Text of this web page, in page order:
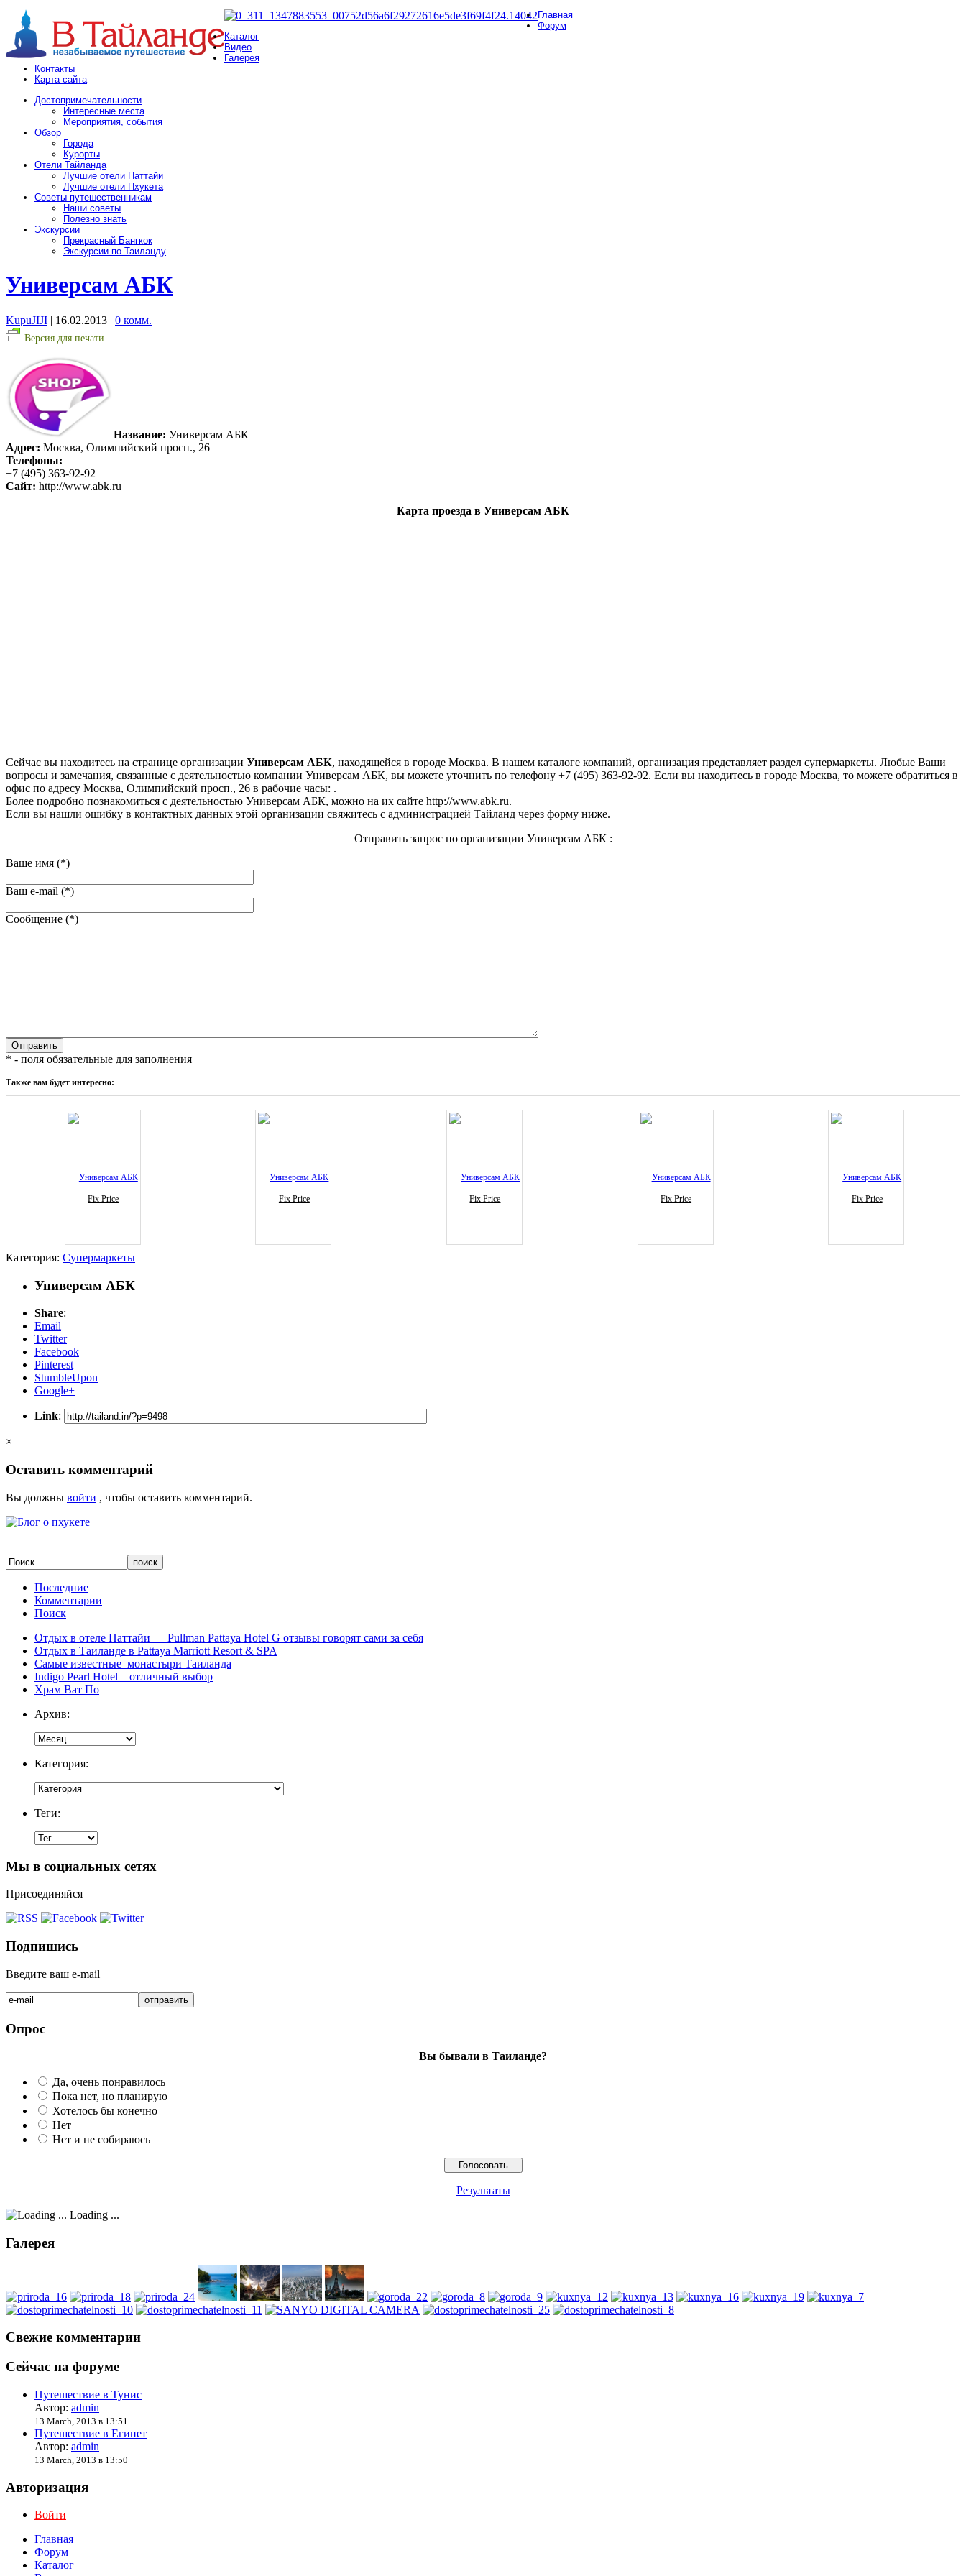
Главная
Форум
Каталог
Видео
Галерея
Контакты
Карта сайта
Достопримечательности
Интересные места
Мероприятия, события
Обзор
Города
Курорты
Отели Тайланда
Лучшие отели Паттайи
Лучшие отели Пхукета
Советы путешественникам
Наши советы
Полезно знать
Экскурсии
Прекрасный Бангкок
Экскурсии по Таиланду
Универсам АБК
KupuJIJI | 16.02.2013 | 0 комм.
Версия для печати
Название: Универсам АБК
Адрес: Москва, Олимпийский просп., 26
Телефоны:
+7 (495) 363-92-92
Сайт: http://www.abk.ru
Карта проезда в Универсам АБК
Сейчас вы находитесь на странице организации Универсам АБК, находящейся в городе Москва. В нашем каталоге компаний, организация представляет раздел супермаркеты. Любые Ваши
вопросы и замечания, связанные с деятельностью компании Универсам АБК, вы можете уточнить по телефону +7 (495) 363-92-92. Если вы находитесь в городе Москва, то можете обратиться в
офис по адресу Москва, Олимпийский просп., 26 в рабочие часы: .
Более подробно познакомиться с деятельностью Универсам АБК, можно на их сайте http://www.abk.ru.
Если вы нашли ошибку в контактных данных этой организации свяжитесь с администрацией Тайланд через форму ниже.
Отправить запрос по организации Универсам АБК :
Ваше имя (*)
Ваш e-mail (*)
Сообщение (*)
* - поля обязательные для заполнения
Также вам будет интересно:
Fix Price Fix Price Fix Price Fix Price Fix Price
Категория: Супермаркеты
Универсам АБК
Share:
Email
Twitter
Facebook
Pinterest
StumbleUpon
Google+
Link:
×
Оставить комментарий
Вы должны войти , чтобы оставить комментарий.
Последние
Комментарии
Поиск
Отдых в отеле Паттайи — Pullman Pattaya Hotel G отзывы говорят сами за себя
Отдых в Таиланде в Pattaya Marriott Resort & SPA
Самые известные монастыри Таиланда
Indigo Pearl Hotel – отличный выбор
Храм Ват По
Архив:
Категория:
Теги:
Мы в социальных сетях
Присоединяйся
Подпишись
Введите ваш e-mail
Опрос
Вы бывали в Таиланде?
Да, очень понравилось
Пока нет, но планирую
Хотелось бы конечно
Нет
Нет и не собираюсь
Результаты
Loading ...
Галерея
Свежие комментарии
Сейчас на форуме
Путешествие в Тунис
Автор: admin
13 March, 2013 в 13:51
Путешествие в Египет
Автор: admin
13 March, 2013 в 13:50
Авторизация
Войти
Главная
Форум
Каталог